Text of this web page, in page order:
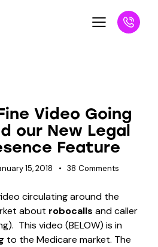
Video Going
our New Legal
Feature
15, 2018 38 Comments
circulating around the
about robocalls and caller
This video (BELOW) is in
to the Medicare market. The